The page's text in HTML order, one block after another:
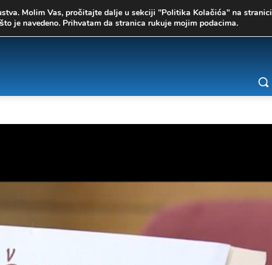
Molim Vas, pročitajte dalje u sekciji "Politika Kolačića" na stranici
je navedeno. Prihvatam da stranica rukuje mojim podacima.